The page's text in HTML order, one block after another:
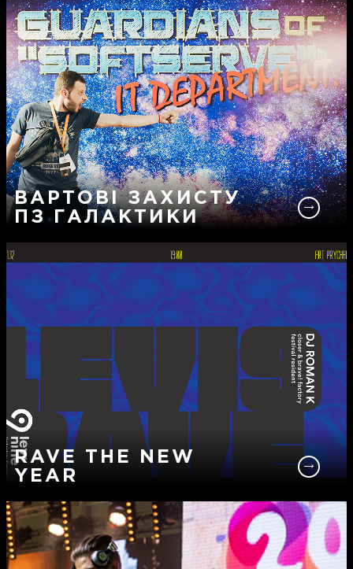
ВАРТОВІ ЗАХИСТУ
ПЗ ГАЛАКТИКИ
RAVE THE NEW
YEAR